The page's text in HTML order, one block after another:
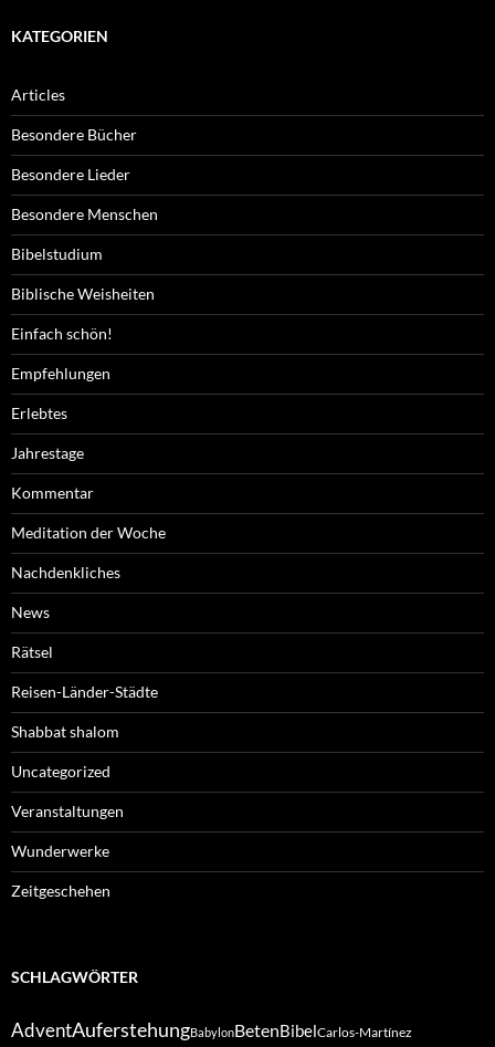
KATEGORIEN
Articles
Besondere Bücher
Besondere Lieder
Besondere Menschen
Bibelstudium
Biblische Weisheiten
Einfach schön!
Empfehlungen
Erlebtes
Jahrestage
Kommentar
Meditation der Woche
Nachdenkliches
News
Rätsel
Reisen-Länder-Städte
Shabbat shalom
Uncategorized
Veranstaltungen
Wunderwerke
Zeitgeschehen
SCHLAGWÖRTER
AdventAuferstehungBabylonBetenBibelCarlos-Martínez